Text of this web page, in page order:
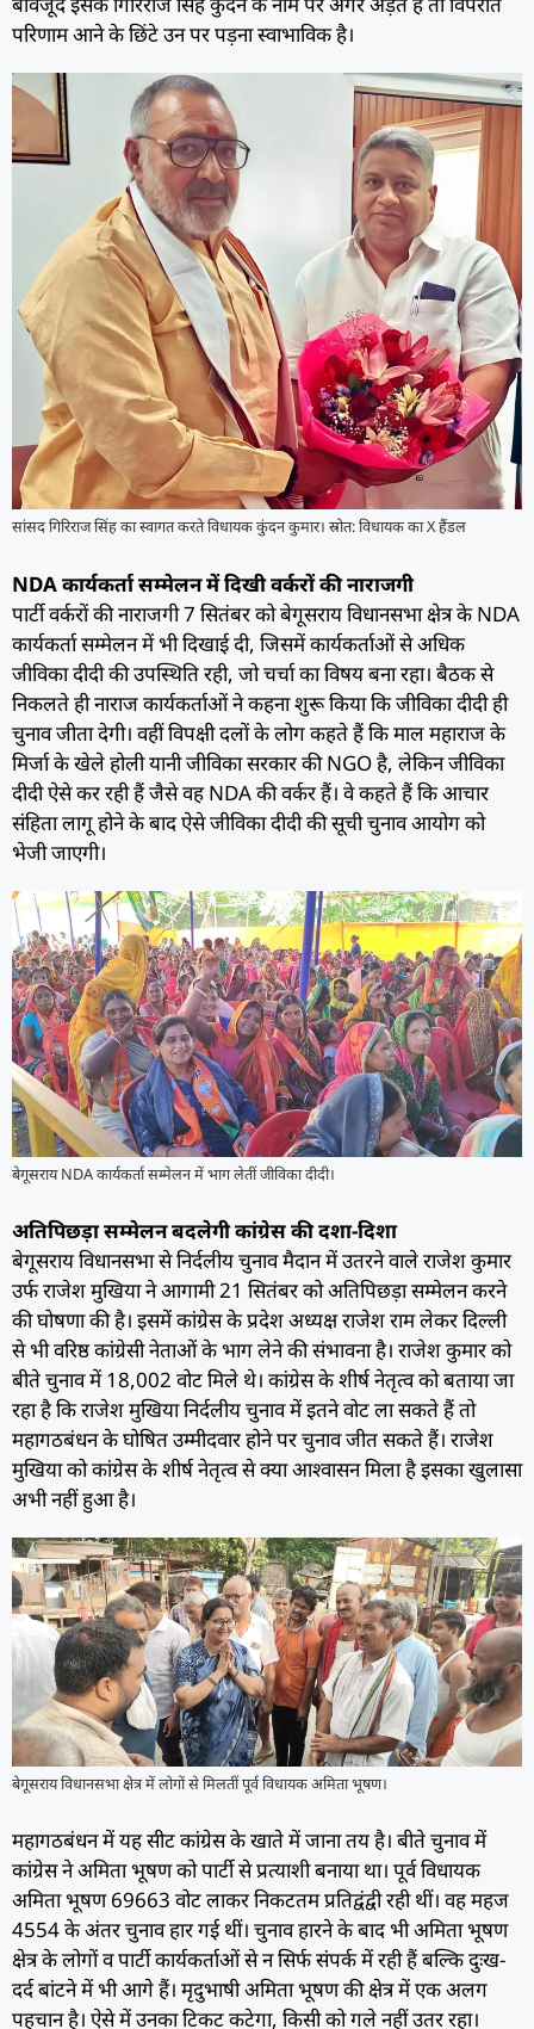
परिणाम आने के छिंटे उन पर पड़ना स्वाभाविक है।
सांसद गिरिराज सिंह का स्वागत करते विधायक कुंदन कुमार। स्रोत: विधायक का X हैंडल
NDA कार्यकर्ता सम्मेलन में दिखी वर्करों की नाराजगी
पार्टी वर्करों की नाराजगी 7 सितंबर को बेगूसराय विधानसभा क्षेत्र के NDA
कार्यकर्ता सम्मेलन में भी दिखाई दी, जिसमें कार्यकर्ताओं से अधिक
जीविका दीदी की उपस्थिति रही, जो चर्चा का विषय बना रहा। बैठक से
निकलते ही नाराज कार्यकर्ताओं ने कहना शुरू किया कि जीविका दीदी ही
चुनाव जीता देगी। वहीं विपक्षी दलों के लोग कहते हैं कि माल महाराज के
मिर्जा के खेले होली यानी जीविका सरकार की NGO है, लेकिन जीविका
दीदी ऐसे कर रही हैं जैसे वह NDA की वर्कर हैं। वे कहते हैं कि आचार
संहिता लागू होने के बाद ऐसे जीविका दीदी की सूची चुनाव आयोग को
भेजी जाएगी।
बेगूसराय NDA कार्यकर्ता सम्मेलन में भाग लेतीं जीविका दीदी।
अतिपिछड़ा सम्मेलन बदलेगी कांग्रेस की दशा-दिशा
बेगूसराय विधानसभा से निर्दलीय चुनाव मैदान में उतरने वाले राजेश कुमार
उर्फ राजेश मुखिया ने आगामी 21 सितंबर को अतिपिछड़ा सम्मेलन करने
की घोषणा की है। इसमें कांग्रेस के प्रदेश अध्यक्ष राजेश राम लेकर दिल्ली
से भी वरिष्ठ कांग्रेसी नेताओं के भाग लेने की संभावना है। राजेश कुमार को
बीते चुनाव में 18,002 वोट मिले थे। कांग्रेस के शीर्ष नेतृत्व को बताया जा
रहा है कि राजेश मुखिया निर्दलीय चुनाव में इतने वोट ला सकते हैं तो
महागठबंधन के घोषित उम्मीदवार होने पर चुनाव जीत सकते हैं। राजेश
मुखिया को कांग्रेस के शीर्ष नेतृत्व से क्या आश्वासन मिला है इसका खुलासा
अभी नहीं हुआ है।
बेगूसराय विधानसभा क्षेत्र में लोगों से मिलतीं पूर्व विधायक अमिता भूषण।
महागठबंधन में यह सीट कांग्रेस के खाते में जाना तय है। बीते चुनाव में
कांग्रेस ने अमिता भूषण को पार्टी से प्रत्याशी बनाया था। पूर्व विधायक
अमिता भूषण 69663 वोट लाकर निकटतम प्रतिद्वंद्वी रही थीं। वह महज
4554 के अंतर चुनाव हार गई थीं। चुनाव हारने के बाद भी अमिता भूषण
क्षेत्र के लोगों व पार्टी कार्यकर्ताओं से न सिर्फ संपर्क में रही हैं बल्कि दुःख-
दर्द बांटने में भी आगे हैं। मृदुभाषी अमिता भूषण की क्षेत्र में एक अलग
पहचान है। ऐसे में उनका टिकट कटेगा, किसी को गले नहीं उतर रहा।